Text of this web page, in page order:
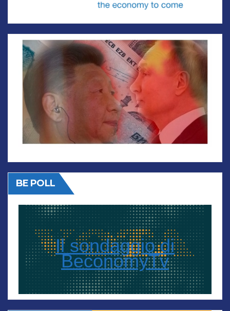
BE POLL
Il sondaggio di
BeconomyTv